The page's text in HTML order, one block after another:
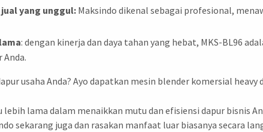
yang unggul:Maksindo dikenal sebagai profesional,
: dengan kinerja dan daya tahan yang hebat, MKS-BL96
Anda.
usaha Anda? Ayo dapatkan mesin blender komersial heavy
lebih lama dalam menaikkan mutu dan efisiensi dapur bisnis
sekarang juga dan rasakan manfaat luar biasanya secara